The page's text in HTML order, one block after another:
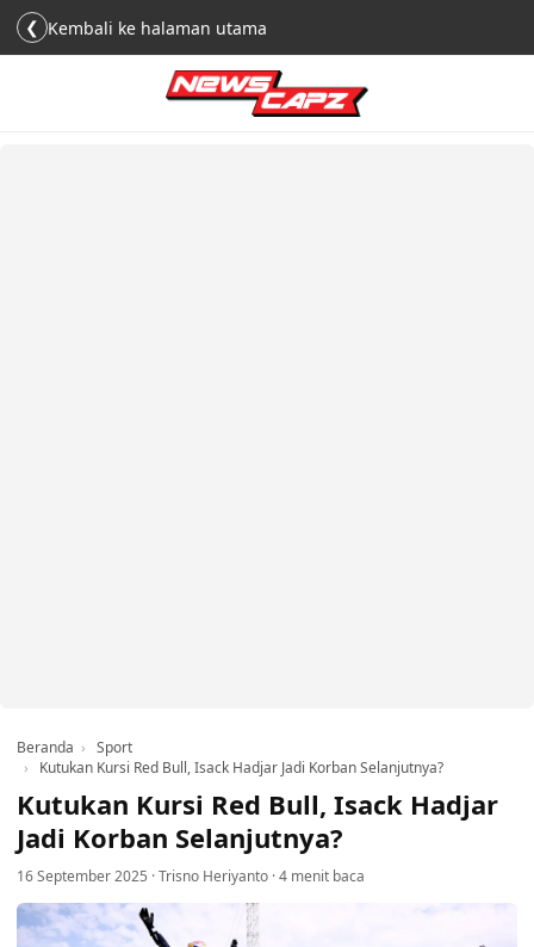
❮ Kembali ke halaman utama
Beranda
Sport
Kutukan Kursi Red Bull, Isack Hadjar Jadi Korban Selanjutnya?
Kutukan Kursi Red Bull, Isack Hadjar
Jadi Korban Selanjutnya?
16 September 2025 ·Trisno Heriyanto ·4 menit baca